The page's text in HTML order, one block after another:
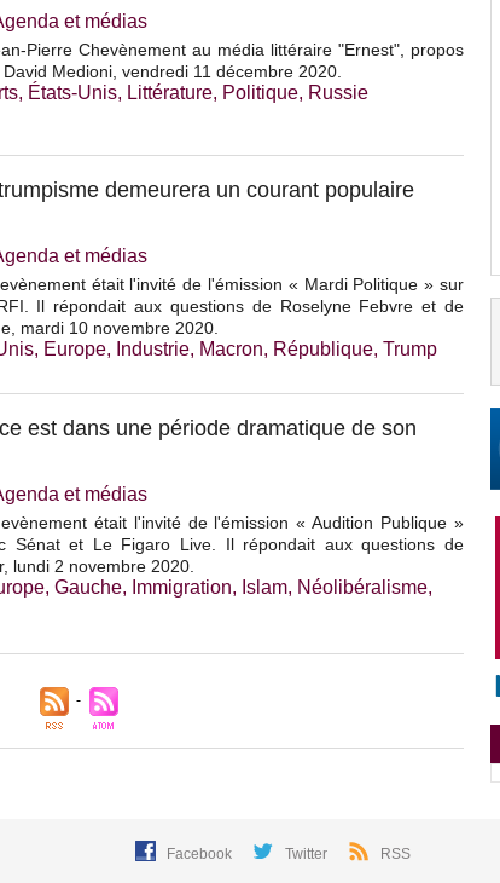
et médias
Pierre Chevènement au média littéraire "Ernest", propos
Medioni, vendredi 11 décembre 2020.
, États-Unis, Littérature, Politique, Russie
demeurera un courant populaire
et médias
était l'invité de l'émission « Mardi Politique » sur
Il répondait aux questions de Roselyne Febvre et de
mardi 10 novembre 2020.
, Europe, Industrie, Macron, République, Trump
est dans une période dramatique de son
et médias
était l'invité de l'émission « Audition Publique »
Sénat et Le Figaro Live. Il répondait aux questions de
lundi 2 novembre 2020.
, Gauche, Immigration, Islam, Néolibéralisme,
Facebook Twitter RSS